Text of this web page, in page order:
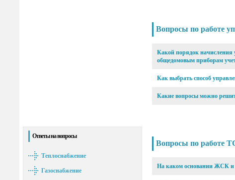
Ответы на вопросы
Теплоснабжение
Газоснабжение
Вопросы по работе
Какой порядок начисления
общедомовым приборам
Как выбрать способ
Какие вопросы можно
Вопросы по работе
На каком основании ЖСК и